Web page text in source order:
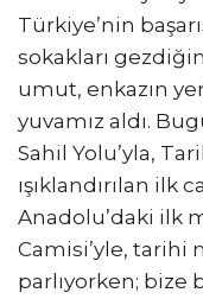
Türkiye’nin
sokakları
umut, enkazın
yuvamız aldı.
Sahil Yolu’yla,
ışıklandırılan ilk
Anadolu’daki ilk
Camisi’yle, tarihi
parlıyorken;